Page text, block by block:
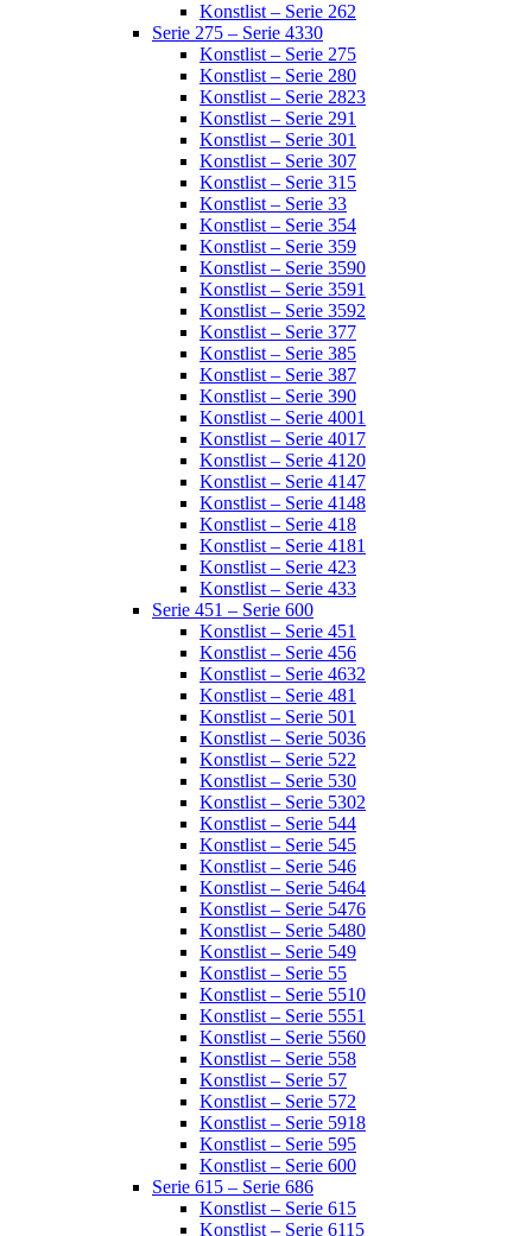
Konstlist – Serie 262
Serie 275 – Serie 4330
Konstlist – Serie 275
Konstlist – Serie 280
Konstlist – Serie 2823
Konstlist – Serie 291
Konstlist – Serie 301
Konstlist – Serie 307
Konstlist – Serie 315
Konstlist – Serie 33
Konstlist – Serie 354
Konstlist – Serie 359
Konstlist – Serie 3590
Konstlist – Serie 3591
Konstlist – Serie 3592
Konstlist – Serie 377
Konstlist – Serie 385
Konstlist – Serie 387
Konstlist – Serie 390
Konstlist – Serie 4001
Konstlist – Serie 4017
Konstlist – Serie 4120
Konstlist – Serie 4147
Konstlist – Serie 4148
Konstlist – Serie 418
Konstlist – Serie 4181
Konstlist – Serie 423
Konstlist – Serie 433
Serie 451 – Serie 600
Konstlist – Serie 451
Konstlist – Serie 456
Konstlist – Serie 4632
Konstlist – Serie 481
Konstlist – Serie 501
Konstlist – Serie 5036
Konstlist – Serie 522
Konstlist – Serie 530
Konstlist – Serie 5302
Konstlist – Serie 544
Konstlist – Serie 545
Konstlist – Serie 546
Konstlist – Serie 5464
Konstlist – Serie 5476
Konstlist – Serie 5480
Konstlist – Serie 549
Konstlist – Serie 55
Konstlist – Serie 5510
Konstlist – Serie 5551
Konstlist – Serie 5560
Konstlist – Serie 558
Konstlist – Serie 57
Konstlist – Serie 572
Konstlist – Serie 5918
Konstlist – Serie 595
Konstlist – Serie 600
Serie 615 – Serie 686
Konstlist – Serie 615
Konstlist – Serie 6115